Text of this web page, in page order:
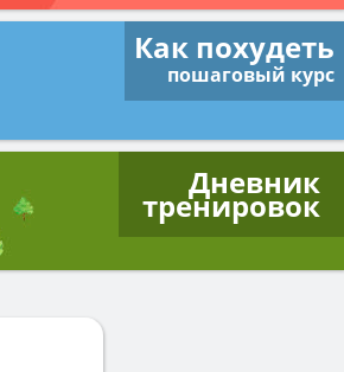
Как похудеть
пошаговый курс
Дневник
тренировок